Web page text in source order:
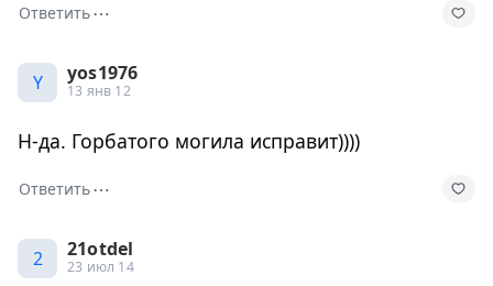
Ответить⋯
Y yos1976
13 янв 12
Н-да. Горбатого могила исправит))))
Ответить⋯
2 21otdel
23 июл 14